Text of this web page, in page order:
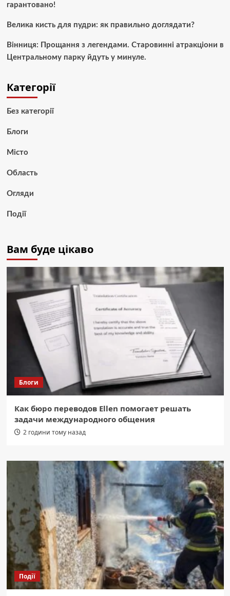
гарантовано!
Велика кисть для пудри: як правильно доглядати?
Вінниця: Прощання з легендами. Старовинні атракціони в
Центральному парку йдуть у минуле.
Категорії
Без категорії
Блоги
Місто
Область
Огляди
Події
Вам буде цікаво
Блоги
Как бюро переводов Ellen помогает решать
задачи международного общения
2 години тому назад
Події